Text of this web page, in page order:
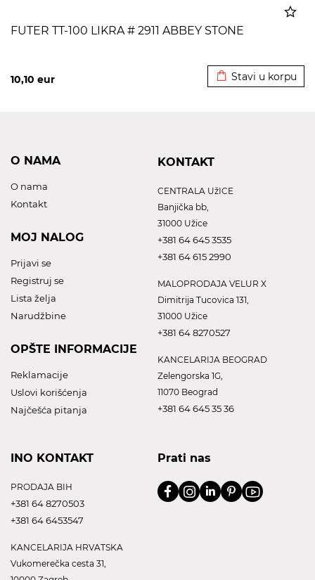
FUTER TT-100 LIKRA # 2911 ABBEY STONE
10,10 eur Stavi u korpu
O NAMA
O nama
Kontakt
MOJ NALOG
Prijavi se
Registruj se
Lista želja
Narudžbine
OPŠTE INFORMACIJE
Reklamacije
Uslovi korišćenja
Najčešća pitanja
KONTAKT
CENTRALA UžICE
Banjička bb,
31000 Užice
+381 64 645 3535
+381 64 615 2990
MALOPRODAJA VELUR X
Dimitrija Tucovica 131,
31000 Užice
+381 64 8270527
KANCELARIJA BEOGRAD
Zelengorska 1G,
11070 Beograd
+381 64 645 35 36
INO KONTAKT
PRODAJA BIH
+381 64 8270503
+381 64 6453547
KANCELARIJA HRVATSKA
Vukomerečka cesta 31,
Prati nas